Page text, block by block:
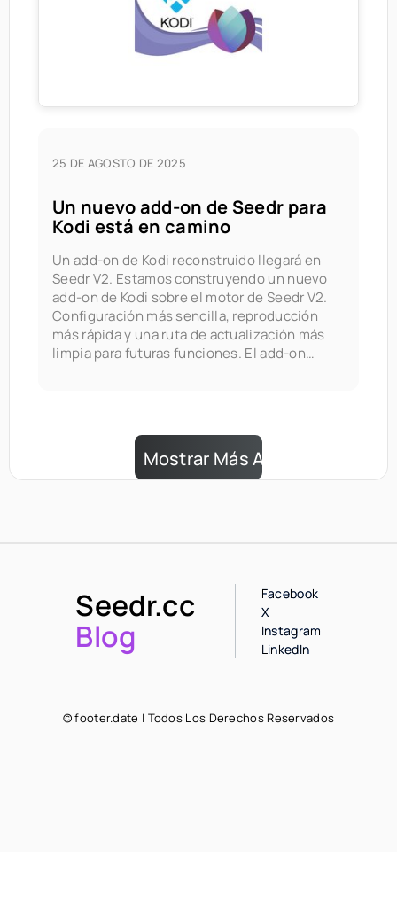
25 DE AGOSTO DE 2025
Un nuevo add-on de Seedr para
Kodi está en camino
Un add-on de Kodi reconstruido llegará en
Seedr V2. Estamos construyendo un nuevo
add-on de Kodi sobre el motor de Seedr V2.
Configuración más sencilla, reproducción
más rápida y una ruta de actualización más
limpia para futuras funciones. El add-on
Mostrar Más Artículos
Seedr.cc
Blog
Facebook
X
Instagram
LinkedIn
© footer.date | Todos Los Derechos Reservados